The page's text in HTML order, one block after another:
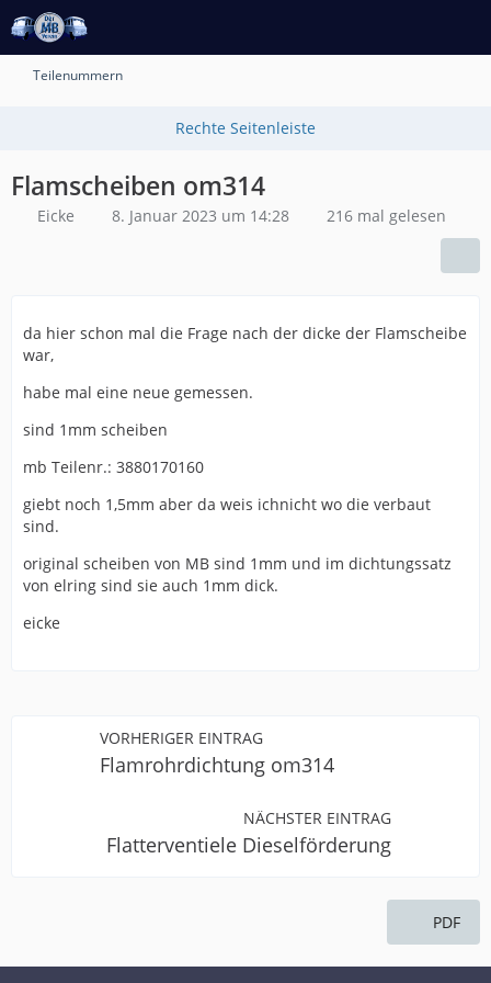
Teilenummern
Flamscheiben om314
Eicke 8. Januar 2023 um 14:28 216 mal gelesen
da hier schon mal die Frage nach der dicke der Flamscheibe
war,
habe mal eine neue gemessen.
sind 1mm scheiben
mb Teilenr.: 3880170160
giebt noch 1,5mm aber da weis ichnicht wo die verbaut
sind.
original scheiben von MB sind 1mm und im dichtungssatz
von elring sind sie auch 1mm dick.
eicke
VORHERIGER EINTRAG
Flamrohrdichtung om314
NÄCHSTER EINTRAG
Flatterventiele Dieselförderung
PDF